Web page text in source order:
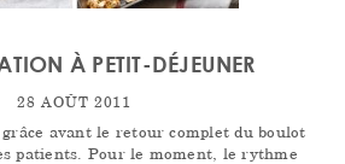
À PETIT-DÉJEUNER
28 AOÛT 2011
avant le retour complet du boulot
patients. Pour le moment, le rythme